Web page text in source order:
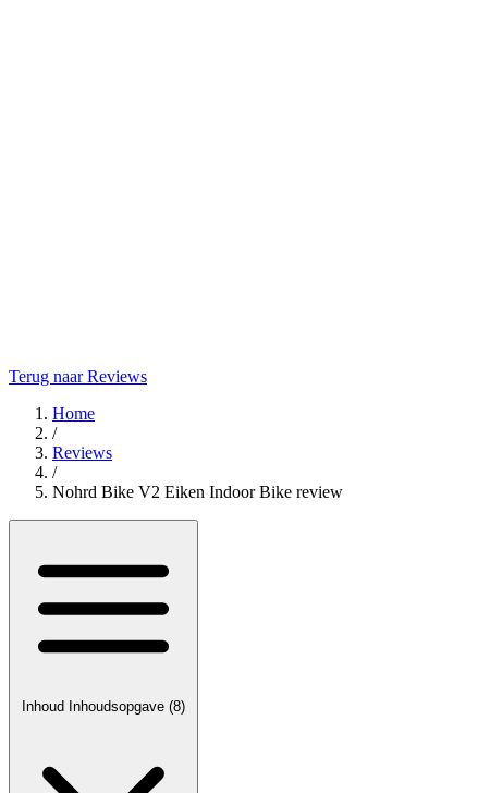
Terug naar Reviews
Home
/
Reviews
/
Nohrd Bike V2 Eiken Indoor Bike review
Inhoud Inhoudsopgave (8)